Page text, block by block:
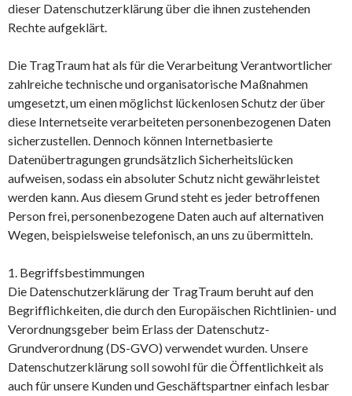
dieser Datenschutzerklärung über die ihnen zustehenden
Rechte aufgeklärt.
Die TragTraum hat als für die Verarbeitung Verantwortlicher
zahlreiche technische und organisatorische Maßnahmen
umgesetzt, um einen möglichst lückenlosen Schutz der über
diese Internetseite verarbeiteten personenbezogenen Daten
sicherzustellen. Dennoch können Internetbasierte
Datenübertragungen grundsätzlich Sicherheitslücken
aufweisen, sodass ein absoluter Schutz nicht gewährleistet
werden kann. Aus diesem Grund steht es jeder betroffenen
Person frei, personenbezogene Daten auch auf alternativen
Wegen, beispielsweise telefonisch, an uns zu übermitteln.
1. Begriffsbestimmungen
Die Datenschutzerklärung der TragTraum beruht auf den
Begrifflichkeiten, die durch den Europäischen Richtlinien- und
Verordnungsgeber beim Erlass der Datenschutz-
Grundverordnung (DS-GVO) verwendet wurden. Unsere
Datenschutzerklärung soll sowohl für die Öffentlichkeit als
auch für unsere Kunden und Geschäftspartner einfach lesbar